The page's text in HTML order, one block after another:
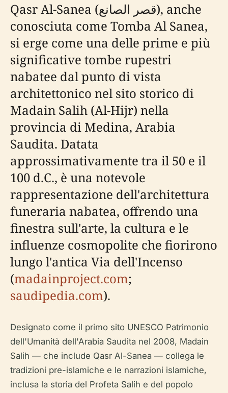
Qasr Al-Sanea (قصر الصانع), anche
conosciuta come Tomba Al Sanea,
si erge come una delle prime e più
significative tombe rupestri
nabatee dal punto di vista
architettonico nel sito storico di
Madain Salih (Al-Hijr) nella
provincia di Medina, Arabia
Saudita. Datata
approssimativamente tra il 50 e il
100 d.C., è una notevole
rappresentazione dell'architettura
funeraria nabatea, offrendo una
finestra sull'arte, la cultura e le
influenze cosmopolite che fiorirono
lungo l'antica Via dell'Incenso
(madainproject.com;
saudipedia.com).
Designato come il primo sito UNESCO Patrimonio
dell'Umanità dell'Arabia Saudita nel 2008, Madain
Salih — che include Qasr Al-Sanea — collega le
tradizioni pre-islamiche e le narrazioni islamiche,
inclusa la storia del Profeta Salih e del popolo